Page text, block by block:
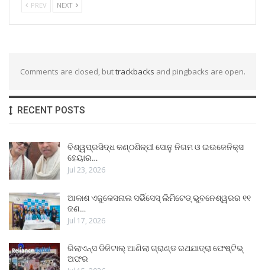
PREV NEXT
Comments are closed, buttrackbacks and pingbacks are open.
RECENT POSTS
ବିଶ୍ୱପ୍ରସିଦ୍ଧ କଣ୍ଠଶିଳ୍ପୀ ସୋନୁ ନିଗମ ଓ ଇଉଜେନିକ୍ସ
ହେୟାର…
Jul 23, 2026
ଆକାଶ ଏଜୁକେସନାଲ ସର୍ଭିସେସ୍ ଲିମିଟେଡ୍ ଭୁବନେଶ୍ୱରର ୧୧
ଜଣ…
Jul 17, 2026
ରିଲାଏନ୍ସ ଡିଜିଟାଲ୍ ଆଣିଲା ଗ୍ରାଣ୍ଡ ରଥଯାତ୍ରା ଫେଷ୍ଟିଭ୍
ଅଫର